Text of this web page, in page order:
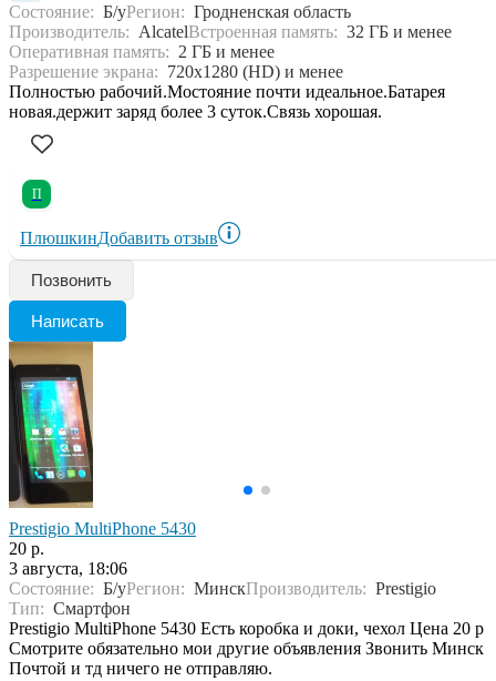
Состояние: Б/уРегион: Гродненская область
Производитель: AlcatelВстроенная память: 32 ГБ и менее
Оперативная память: 2 ГБ и менее
Разрешение экрана: 720x1280 (HD) и менее
Полностью рабочий.Мостояние почти идеальное.Батарея
новая.держит заряд более 3 суток.Связь хорошая.
П
ПлюшкинДобавить отзыв
Позвонить
Написать
Prestigio MultiPhone 5430
20 р.
3 августа, 18:06
Состояние: Б/уРегион: МинскПроизводитель: Prestigio
Тип: Смартфон
Prestigio MultiPhone 5430 Есть коробка и доки, чехол Цена 20 р
Смотрите обязательно мои другие объявления Звонить Минск
Почтой и тд ничего не отправляю.